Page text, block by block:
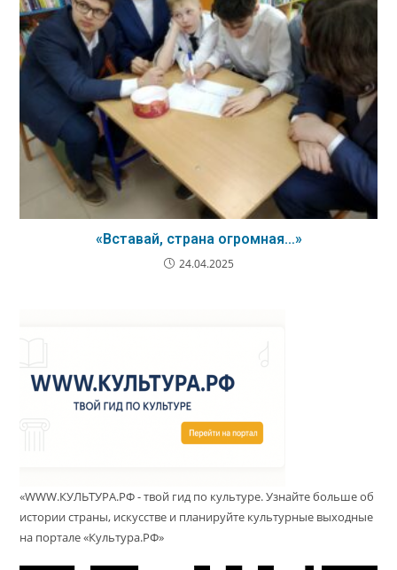
«Вставай, страна огромная…»
24.04.2025
«WWW.КУЛЬТУРА.РФ - твой гид по культуре. Узнайте больше об
истории страны, искусстве и планируйте культурные выходные
на портале «Культура.РФ»